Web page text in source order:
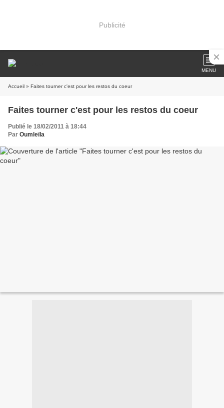
Publicité
MENU
Accueil » Faites tourner c'est pour les restos du coeur
Faites tourner c'est pour les restos du coeur
Publié le 18/02/2011 à 18:44
Par Oumleïla